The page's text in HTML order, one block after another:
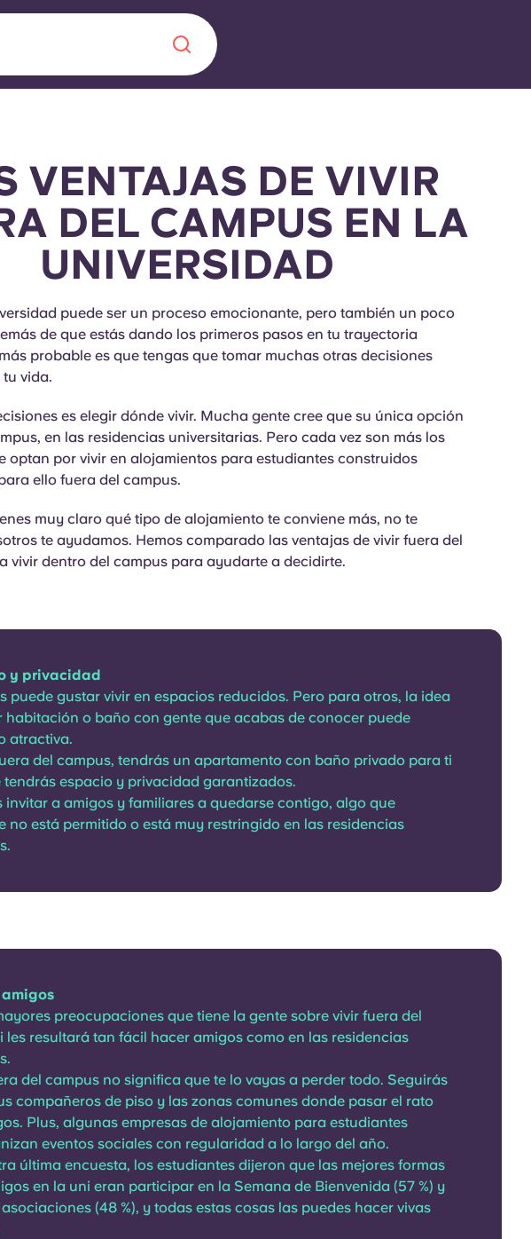
nueva era
la innovación,
Quiénes somos
Preguntas frecuentes
Blog
VENTAJAS DE VIVIR
DEL CAMPUS EN LA
UNIVERSIDAD
puede ser un proceso emocionante, pero también un poco
de que estás dando los primeros pasos en tu trayectoria
probable es que tengas que tomar muchas otras decisiones
vida.
es elegir dónde vivir. Mucha gente cree que su única opción
en las residencias universitarias. Pero cada vez son más los
optan por vivir en alojamientos para estudiantes construidos
ello fuera del campus.
muy claro qué tipo de alojamiento te conviene más, no te
te ayudamos. Hemos comparado las ventajas de vivir fuera del
vivir dentro del campus para ayudarte a decidirte.
y privacidad
puede gustar vivir en espacios reducidos. Pero para otros, la idea
habitación o baño con gente que acabas de conocer puede
atractiva.
del campus, tendrás un apartamento con baño privado para ti
tendrás espacio y privacidad garantizados.
invitar a amigos y familiares a quedarse contigo, algo que
no está permitido o está muy restringido en las residencias
amigos
preocupaciones que tiene la gente sobre vivir fuera del
les resultará tan fácil hacer amigos como en las residencias
del campus no significa que te lo vayas a perder todo. Seguirás
compañeros de piso y las zonas comunes donde pasar el rato
Plus, algunas empresas de alojamiento para estudiantes
eventos sociales con regularidad a lo largo del año.
última encuesta, los estudiantes dijeron que las mejores formas
en la uni eran participar en la Semana de Bienvenida (57 %) y
(48 %), y todas estas cosas las puedes hacer vivas